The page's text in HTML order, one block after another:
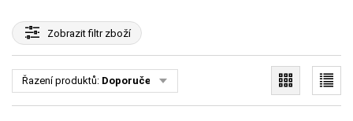
Zobrazitfiltr zboží
Řazení produktů: Doporučené